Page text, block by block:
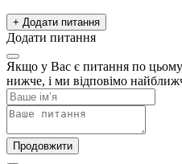
+ Додати питання
Додати питання
Якщо у Вас є питання по цьому
нижче, і ми відповімо
Продовжити